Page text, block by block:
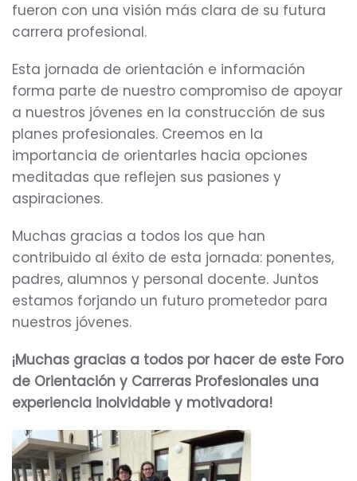
fueron con una visión más clara de su futura
carrera profesional.
Esta jornada de orientación e información
forma parte de nuestro compromiso de apoyar
a nuestros jóvenes en la construcción de sus
planes profesionales. Creemos en la
importancia de orientarles hacia opciones
meditadas que reflejen sus pasiones y
aspiraciones.
Muchas gracias a todos los que han
contribuido al éxito de esta jornada: ponentes,
padres, alumnos y personal docente. Juntos
estamos forjando un futuro prometedor para
nuestros jóvenes.
¡Muchas gracias a todos por hacer de este Foro
de Orientación y Carreras Profesionales una
experiencia inolvidable y motivadora!